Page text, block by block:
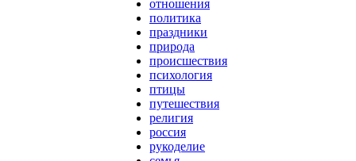
отношения
политика
праздники
природа
происшествия
психология
птицы
путешествия
религия
россия
рукоделие